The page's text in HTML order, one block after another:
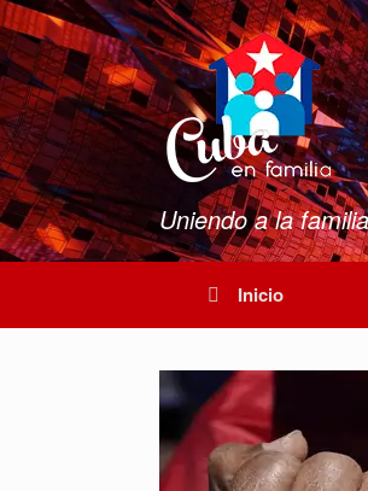
Saltar
al
contenido
Uniendo a la
Inicio